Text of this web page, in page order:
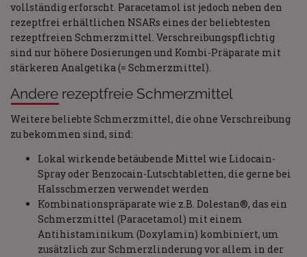
vollständig erforscht. Paracetamol ist jedoch neben den
rezeptfrei erhältlichen NSARs eines der beliebtesten
rezeptfreien Schmerzmittel. Verschreibungspflichtig
sind nur höhere Dosierungen und Kombi-Präparate mit
stärkeren Analgetika (= Schmerzmittel).
Andere rezeptfreie Schmerzmittel
Weitere beliebte Schmerzmittel, die ohne Verschreibung
zu bekommen sind, sind:
Lokal wirkende betäubende Mittel wie Lidocain-
Spray oder Benzocain-Lutschtabletten, die gerne bei
Halsschmerzen verwendet werden
Kombinationspräparate wie z.B. Dolestan®, das ein
Schmerzmittel (Paracetamol) mit einem
Antihistaminikum (Doxylamin) kombiniert, um
zusätzlich zur Schmerzlinderung vor allem in der